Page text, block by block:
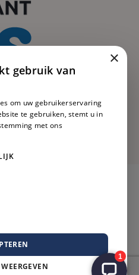
×
gebruik van
om uw gebruikerservaring
te gebruiken, stemt u in
met ons